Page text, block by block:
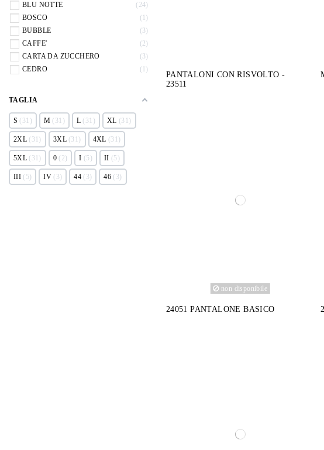
PANTALONI CON RISVOLTO -
23511
non disponibile
24051 PANTALONE BASICO
BLU NOTTE
24
BOSCO
1
BUBBLE
3
CAFFE'
2
CARTA DA ZUCCHERO
3
CEDRO
1
TAGLIA
S 31 M 31 L 31 XL 31
2XL 31 3XL 31 4XL 31
5XL 31 0 2 I 5 II 5
III 5 IV 3 44 3 46 3